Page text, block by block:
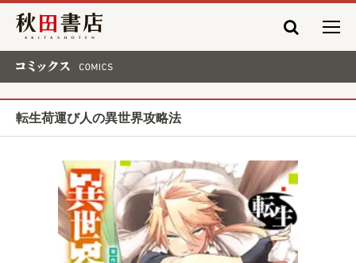
秋田書店
転生荷運び人の異世界攻略法